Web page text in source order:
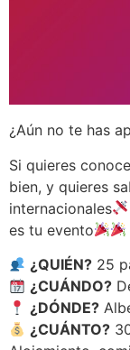
¿Aún no te has
Si quieres
bien, y quieres
internacionales
es tu evento
¿QUIÉN? 25
¿CUÁNDO?
¿DÓNDE?
¿CUÁNTO?